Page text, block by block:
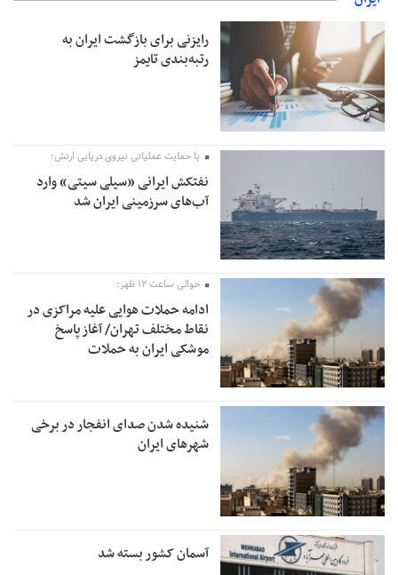
رایزنی برای بازگشت ایران به
رتبه‌بندی تایمز
با حمایت عملیاتی نیروی دریایی ارتش؛
نفتکش ایرانی «سیلی سیتی» وارد
آب‌های سرزمینی ایران شد
حوالی ساعت ۱۲ ظهر؛
ادامه حملات هوایی علیه مراکزی در
نقاط مختلف تهران/ آغاز پاسخ
موشکی ایران به حملات
شنیده شدن صدای انفجار در برخی
شهرهای ایران
آسمان کشور بسته شد